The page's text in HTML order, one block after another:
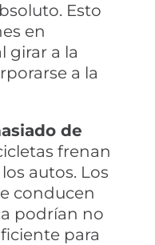
Esto
en
girar a la
a la
de
frenan
autos. Los
conducen
podrían no
para